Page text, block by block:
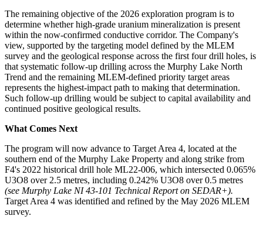
The remaining objective of the 2026 exploration program is to
determine whether high-grade uranium mineralization is present
within the now-confirmed conductive corridor. The Company's
view, supported by the targeting model defined by the MLEM
survey and the geological response across the first four drill holes, is
that systematic follow-up drilling across the Murphy Lake North
Trend and the remaining MLEM-defined priority target areas
represents the highest-impact path to making that determination.
Such follow-up drilling would be subject to capital availability and
continued positive geological results.
What Comes Next
The program will now advance to Target Area 4, located at the
southern end of the Murphy Lake Property and along strike from
F4's 2022 historical drill hole ML22-006, which intersected 0.065%
U3O8 over 2.5 metres, including 0.242% U3O8 over 0.5 metres
(see Murphy Lake NI 43-101 Technical Report on SEDAR+).
Target Area 4 was identified and refined by the May 2026 MLEM
survey.